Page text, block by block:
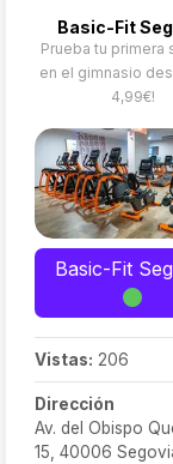
Basic-Fit
Prueba tu primera
en el gimnasio
4,99€!
Basic-Fit
Vistas: 206
Dirección
Av. del Obispo
15, 40006